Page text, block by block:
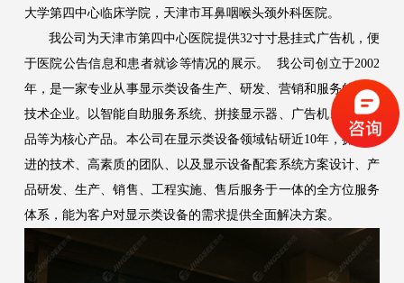
大学第四中心临床学院，天津市耳鼻咽喉头颈外科医院。
我公司为天津市第四中心医院提供32寸寸悬挂式广告机，便
于医院公告信息和患者就诊等情况的展示。 我公司创立于2002
年，是一家专业从事显示类设备生产、研发、营销和服务的高新
技术企业。以智能自助服务系统、拼接显示器、广告机、触控产
品等为核心产品。本公司在显示类设备领域钻研近10年，拥有先
进的技术、高素质的团队、以及显示设备配套系统方案设计、产
品研发、生产、销售、工程实施、售后服务于一体的全方位服务
体系，能为客户对显示类设备的需求提供全面解决方案。